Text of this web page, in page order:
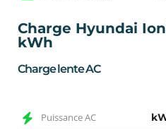
Charge Hyundai
kWh
Charge lente AC
Puissance AC